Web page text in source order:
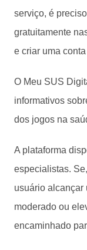
serviço, é
gratuitamente
e criar uma conta
O Meu SUS
informativos
dos jogos na
A plataforma
especialistas.
usuário alcançar
moderado ou
encaminhado